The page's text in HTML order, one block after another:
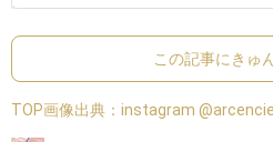
この記事にきゅ
TOP画像出典： instagram